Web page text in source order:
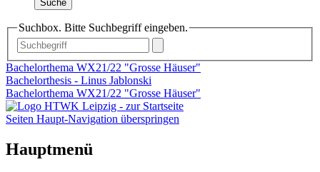
Suche
Suchbox. Bitte Suchbegriff eingeben.
Bachelorthema WX21/22 "Grosse Häuser"
Bachelorthesis - Linus Jablonski
Bachelorthema WX21/22 "Grosse Häuser"
Seiten Haupt-Navigation überspringen
Hauptmenü